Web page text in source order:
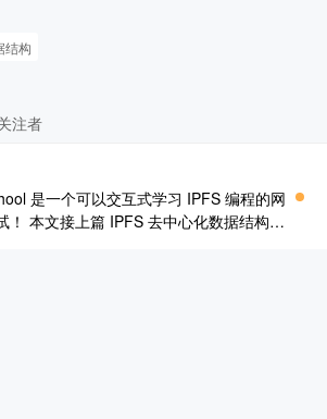
结构
注者
是一个可以交互式学习 IPFS 编程的网
本文接上篇 IPFS 去中心化数据结构